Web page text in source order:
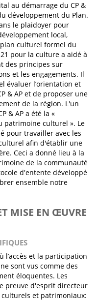
au démarrage du CP &
développement du Plan.
le plaidoyer pour
local,
culturel formel du
pour la culture a aidé à
des principes sur
et les engagements. Il
évaluer l’orientation et
& AP et de proposer une
de la région. L'un
& AP a été la «
patrimoine culturel ». Le
pour travailler avec les
afin d'établir une
Ceci a donné lieu à la
de la communauté
d'entente développé
ensemble notre
MISE EN ŒUVRE
l’accès et la participation
sont vus comme des
éloquentes. Les
preuve d'esprit directeur
et patrimoniaux: